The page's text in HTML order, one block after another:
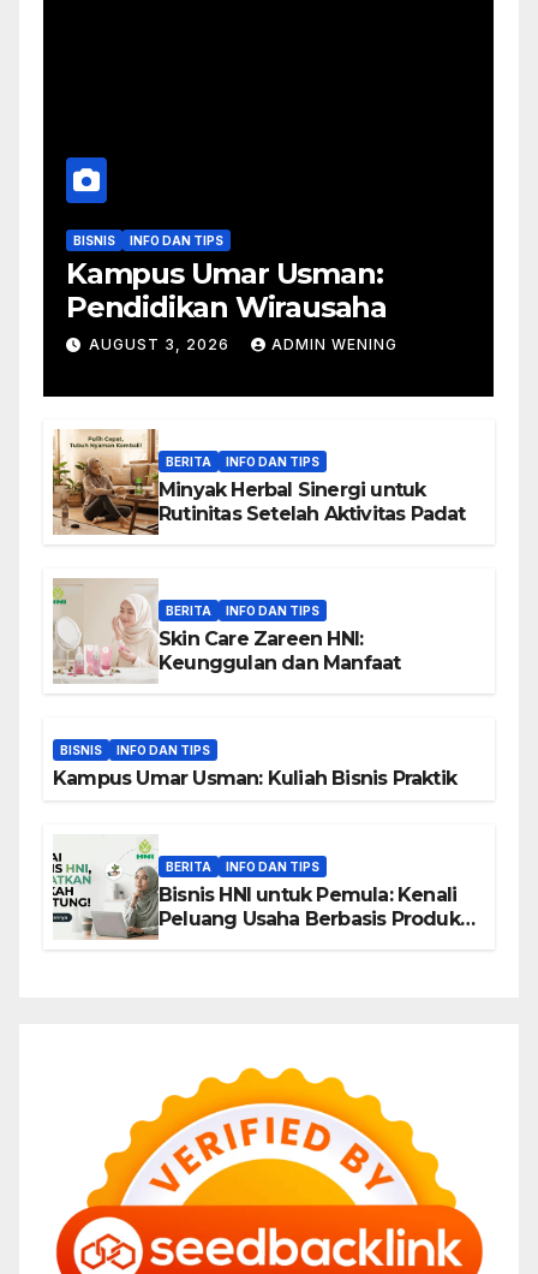
BISNIS INFO DAN TIPS
Kampus Umar Usman:
Pendidikan Wirausaha
AUGUST 3, 2026 ADMIN WENING
BERITA INFO DAN TIPS
Minyak Herbal Sinergi untuk
Rutinitas Setelah Aktivitas Padat
BERITA INFO DAN TIPS
Skin Care Zareen HNI:
Keunggulan dan Manfaat
BISNIS INFO DAN TIPS
Kampus Umar Usman: Kuliah Bisnis Praktik
BERITA INFO DAN TIPS
Bisnis HNI untuk Pemula: Kenali
Peluang Usaha Berbasis Produk,